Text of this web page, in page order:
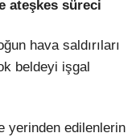
ateşkes süreci
hava saldırıları
beldeyi işgal
yerinden edilenlerin